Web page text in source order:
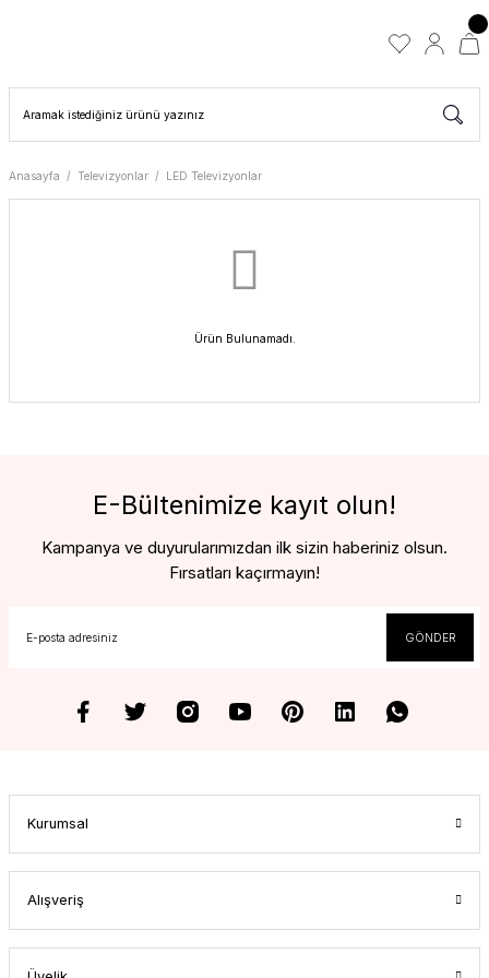
Anasayfa Televizyonlar LED Televizyonlar
Ürün Bulunamadı.
E-Bültenimize kayıt olun!
Kampanya ve duyurularımızdan ilk sizin haberiniz olsun.
Fırsatları kaçırmayın!
GÖNDER
Kurumsal
Alışveriş